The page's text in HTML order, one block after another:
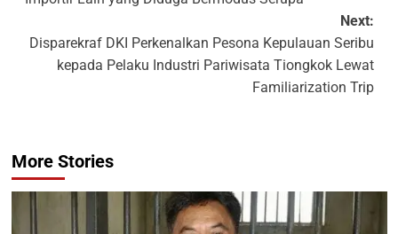
Next:
Disparekraf DKI Perkenalkan Pesona Kepulauan Seribu
kepada Pelaku Industri Pariwisata Tiongkok Lewat
Familiarization Trip
More Stories